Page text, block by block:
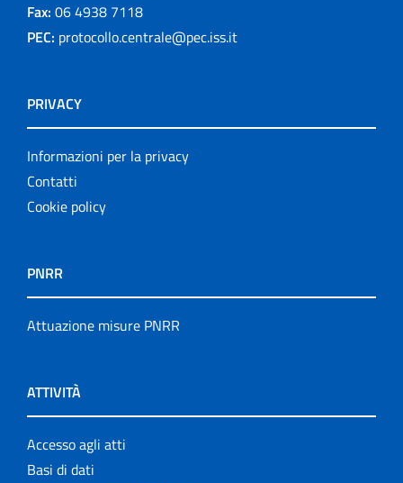
Fax: 06 4938 7118
PEC: protocollo.centrale@pec.iss.it
PRIVACY
Informazioni per la privacy
Contatti
Cookie policy
PNRR
Attuazione misure PNRR
ATTIVITÀ
Accesso agli atti
Basi di dati